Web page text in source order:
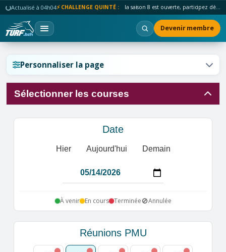
Actualisé à 04h04⚡ CHALLENGE QUINTÉ : la saison 8 est ouverte, participez dès maintenant !
Devenir membre
Personnaliser la page
Sélectionner les courses
Date
Hier Aujourd'hui Demain
À venir En cours Terminée🚫Annulée
Réunions PMU
Réinitialiser l'affichage ?
Réinitialiser